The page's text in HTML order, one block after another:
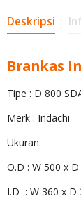
Deskripsi
Brankas
Tipe : D 800
Merk : Indachi
Ukuran:
O.D : W 500 x
I.D : W 360 x D